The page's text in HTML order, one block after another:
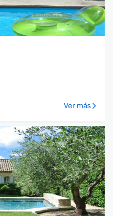
Ver más